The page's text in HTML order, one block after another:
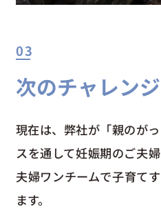
03
次のチャレン
現在は、弊社が「親のが
スを通して妊娠期のご夫
夫婦ワンチームで子育て
ます。